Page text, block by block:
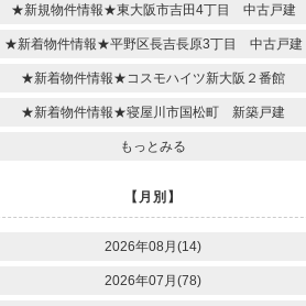
★新規物件情報★東大阪市吉田4丁目 中古戸建
★新着物件情報★平野区長吉長原3丁目 中古戸建
★新着物件情報★コスモハイツ新大阪２番館
★新着物件情報★寝屋川市国松町 新築戸建
もっとみる
【月別】
2026年08月(14)
2026年07月(78)